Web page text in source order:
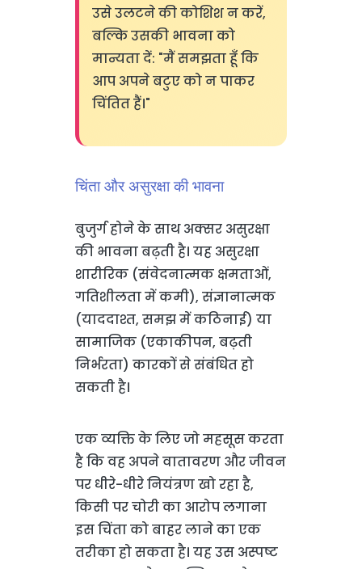
उसे उलटने की कोशिश न करें,
बल्कि उसकी भावना को
मान्यता दें: "मैं समझता हूँ कि
आप अपने बटुए को न पाकर
चिंतित हैं।"
चिंता और असुरक्षा की भावना
बुजुर्ग होने के साथ अक्सर असुरक्षा
की भावना बढ़ती है। यह असुरक्षा
शारीरिक (संवेदनात्मक क्षमताओं,
गतिशीलता में कमी), संज्ञानात्मक
(याददाश्त, समझ में कठिनाई) या
सामाजिक (एकाकीपन, बढ़ती
निर्भरता) कारकों से संबंधित हो
सकती है।
एक व्यक्ति के लिए जो महसूस करता
है कि वह अपने वातावरण और जीवन
पर धीरे-धीरे नियंत्रण खो रहा है,
किसी पर चोरी का आरोप लगाना
इस चिंता को बाहर लाने का एक
तरीका हो सकता है। यह उस अस्पष्ट